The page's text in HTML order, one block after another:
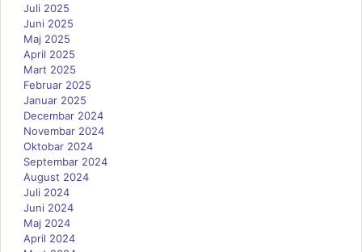
Juli 2025
Juni 2025
Maj 2025
April 2025
Mart 2025
Februar 2025
Januar 2025
Decembar 2024
Novembar 2024
Oktobar 2024
Septembar 2024
August 2024
Juli 2024
Juni 2024
Maj 2024
April 2024